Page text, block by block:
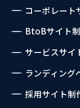
コーポレート
BtoBサイト
サービスサイ
ランディング
採用サイト制